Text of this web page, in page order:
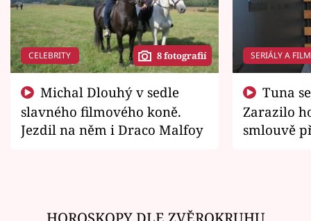
CELEBRITY 8 fotografií
slavného filmového koně.
Jezdil na něm i Draco Malfoy
SERIÁLY A
Zarazilo
smlouvě